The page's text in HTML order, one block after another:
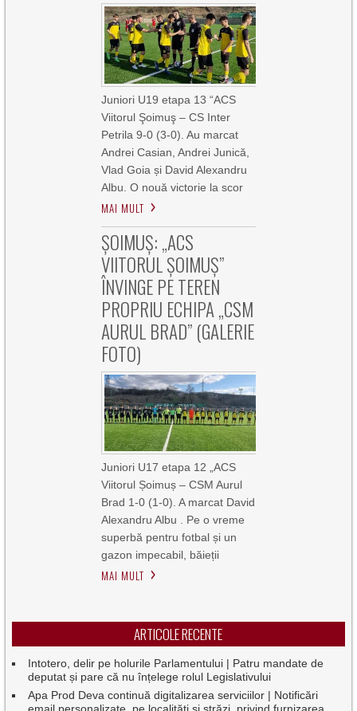
Juniori U19 etapa 13 “ACS
Viitorul Şoimuş – CS Inter
Petrila 9-0 (3-0). Au marcat
Andrei Casian, Andrei Junică,
Vlad Goia și David Alexandru
Albu. O nouă victorie la scor
MAI MULT
ȘOIMUȘ: „ACS
VIITORUL ȘOIMUȘ”
ÎNVINGE PE TEREN
PROPRIU ECHIPA „CSM
AURUL BRAD” (GALERIE
FOTO)
Juniori U17 etapa 12 „ACS
Viitorul Șoimuș – CSM Aurul
Brad 1-0 (1-0). A marcat David
Alexandru Albu . Pe o vreme
superbă pentru fotbal și un
gazon impecabil, băieții
MAI MULT
ARTICOLE RECENTE
Intotero, delir pe holurile Parlamentului | Patru mandate de
deputat și pare că nu înțelege rolul Legislativului
Apa Prod Deva continuă digitalizarea serviciilor | Notificări